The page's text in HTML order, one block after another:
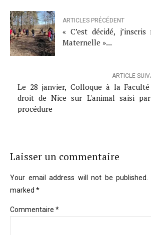
ARTICLES PRÉCÉDENT
« C’est décidé,
Maternelle »...
ARTICLE
Le 28 janvier, Colloque à la
droit de Nice sur L'animal saisi
procédure
Laisser un commentaire
Your email address will not be published.
marked *
Commentaire *